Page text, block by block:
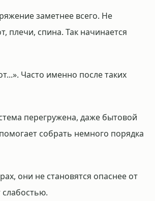
заметнее всего. Не
плечи, спина. Так начинается
Часто именно после таких
перегружена, даже бытовой
собрать немного порядка
они не становятся опаснее от